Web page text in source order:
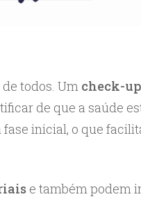
todos. Um check-up
de que a saúde
inicial, o que
e também podem